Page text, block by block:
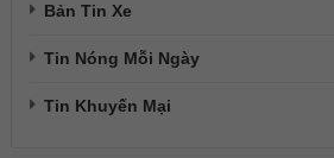
Bản Tin Xe
Tin Nóng Mỗi Ngày
Tin Khuyến Mại